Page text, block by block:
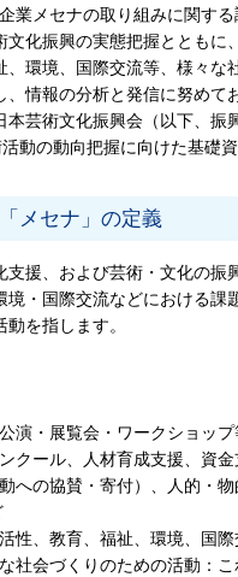
業メセナの取り組みに関する
文化振興の実態把握とともに
、環境、国際交流等、様々な
情報の分析と発信に努めて
本芸術文化振興会（以下、振
動の動向把握に向けた基礎資
メセナ」の定義
支援、および芸術・文化の振
境・国際交流などにおける課
を指します。
演・展覧会・ワークショッ
クール、人材育成支援、資
への協賛・寄付）、人的・
性、教育、福祉、環境、国
社会づくりのための活動：